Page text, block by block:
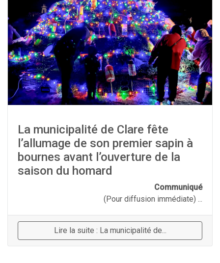
La municipalité de Clare fête
l’allumage de son premier sapin à
bournes avant l’ouverture de la
saison du homard
Communiqué
(Pour diffusion immédiate) ...
Lire la suite : La municipalité de...